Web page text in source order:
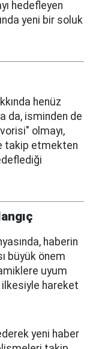
hedefleyen
yeni bir soluk
henüz
da, isminden de
olmayı,
takip etmekten
haberin
büyük önem
uyum
ilkesiyle hareket
yeni haber